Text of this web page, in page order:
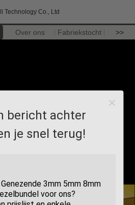
Technology Co., Ltd
Over ons Fabriekstocht >>
bericht achter
je snel terug!